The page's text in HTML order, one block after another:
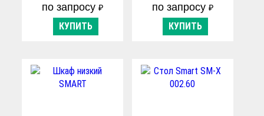
по запросу₽
КУПИТЬ
по запросу ₽
КУПИТЬ